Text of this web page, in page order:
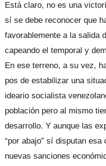
Está claro, no es una
sí se debe reconocer que
favorablemente a la salida
capeando el temporal y
En ese terreno, a su vez,
pos de estabilizar una
ideario socialista
población pero al mismo
desarrollo. Y aunque las
“por abajo” sí disputan esa
nuevas sanciones